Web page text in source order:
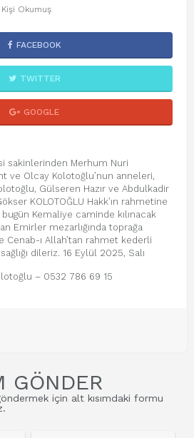
Kişi Okumuş
FACEBOOK
TWITTER
GOOGLE
sakinlerinden Merhum Nuri
ve Olcay Kolotoğlu’nun anneleri,
Gülseren Hazır ve Abdulkadir
KOLOTOĞLU Hakk’ın rahmetine
Kemaliye caminde kılınacak
Emirler mezarlığında toprağa
ı Allah’tan rahmet kederli
dileriz. 16 Eylül 2025, Salı
– 0532 786 69 15
GÖNDER
için alt kısımdaki formu